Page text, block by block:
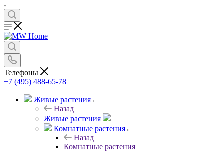
Телефоны
+7 (495) 488-65-78
Живые растения
Назад
Живые растения
Комнатные растения
Назад
Комнатные растения